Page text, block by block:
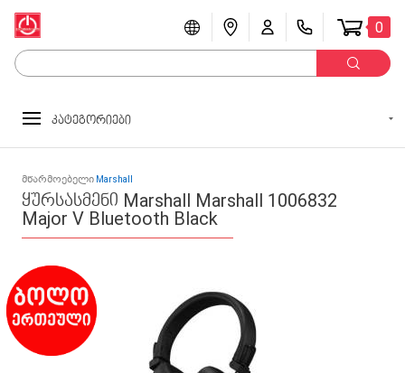
0
კატეგორიები
მწარმოებელი Marshall
ყურსასმენი Marshall Marshall 1006832
Major V Bluetooth Black